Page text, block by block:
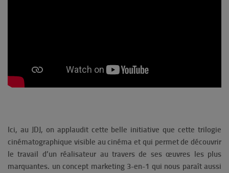
Ici, au JDJ, on applaudit cette belle initiative que cette trilogie
cinématographique visible au cinéma et qui permet de découvrir
le travail d’un réalisateur au travers de ses œuvres les plus
marquantes. un concept marketing 3-en-1 qui nous paraît aussi